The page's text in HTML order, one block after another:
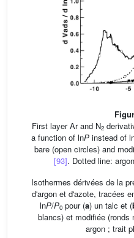
First layer Ar and N2
a function of lnP instead of
bare (open circles) and
[93]. Dotted line:
Isothermes dérivées de la
d'argon et d'azote, tracées
lnP/P0pour (a) un talc et (
blancs) et modifiée (ronds
argon ; trait